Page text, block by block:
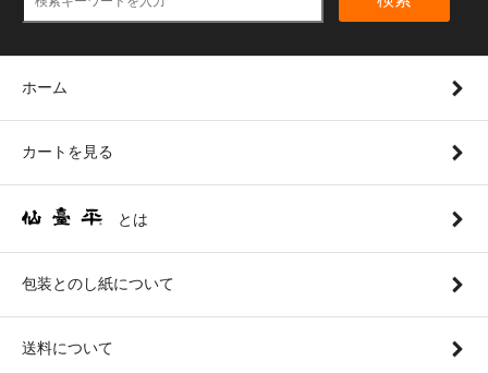
ホーム
カートを見る
とは
包装とのし紙について
送料について